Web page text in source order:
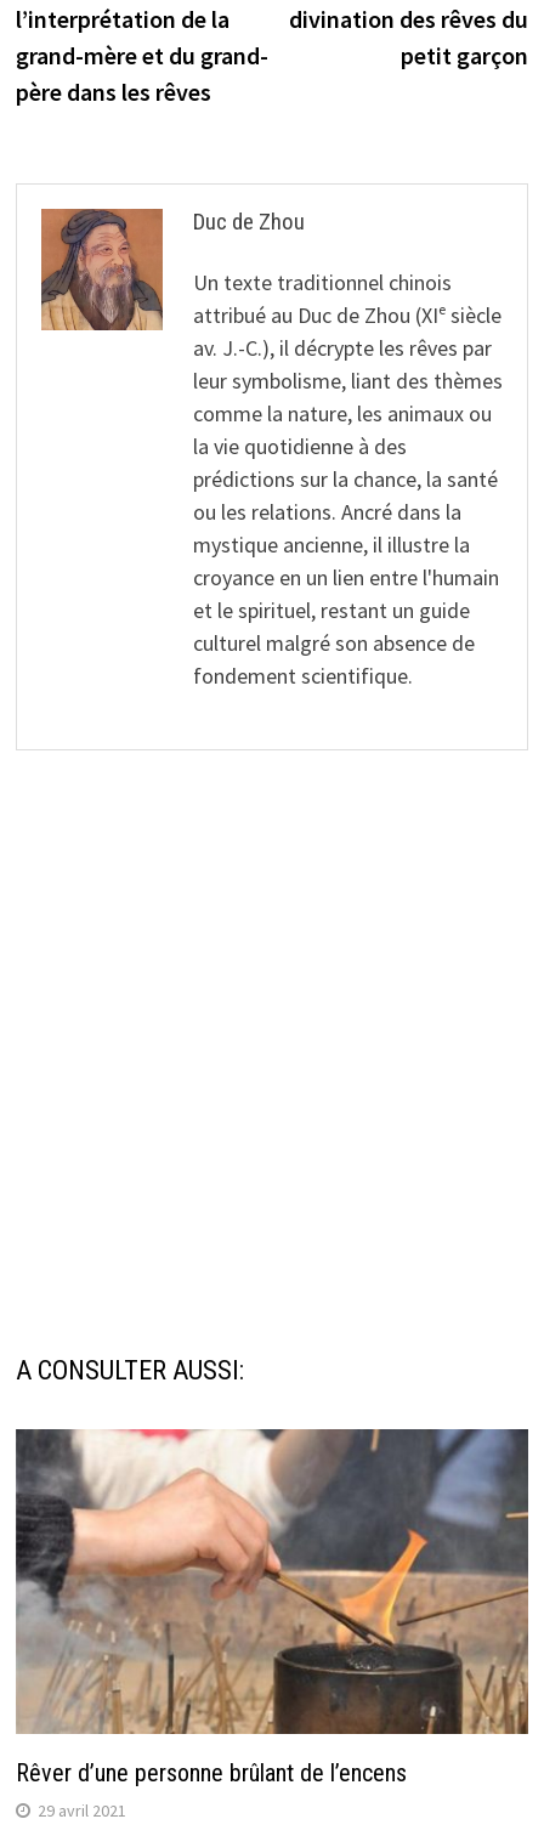
l’article
l’interprétation de la
grand-mère et du grand-
père dans les rêves
divination des rêves du
petit garçon
Duc de Zhou
Un texte traditionnel chinois
attribué au Duc de Zhou (XIᵉ siècle
av. J.-C.), il décrypte les rêves par
leur symbolisme, liant des thèmes
comme la nature, les animaux ou
la vie quotidienne à des
prédictions sur la chance, la santé
ou les relations. Ancré dans la
mystique ancienne, il illustre la
croyance en un lien entre l'humain
et le spirituel, restant un guide
culturel malgré son absence de
fondement scientifique.
A CONSULTER AUSSI:
Rêver d’une personne brûlant de l’encens
29 avril 2021